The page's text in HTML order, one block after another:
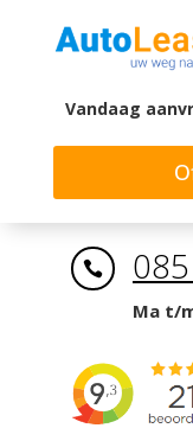
Vandaag

Ma t/